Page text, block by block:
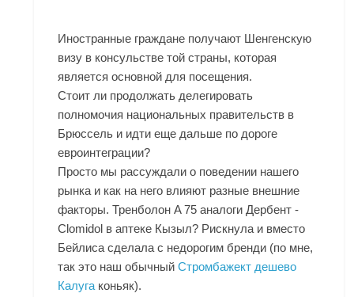
Иностранные граждане получают Шенгенскую
визу в консульстве той страны, которая
является основной для посещения.
Стоит ли продолжать делегировать
полномочия национальных правительств в
Брюссель и идти еще дальше по дороге
евроинтеграции?
Просто мы рассуждали о поведении нашего
рынка и как на него влияют разные внешние
факторы. Тренболон A 75 аналоги Дербент -
Clomidol в аптеке Кызыл? Рискнула и вместо
Бейлиса сделала с недорогим бренди (по мне,
так это наш обычныйСтромбажект дешево
Калуга коньяк).